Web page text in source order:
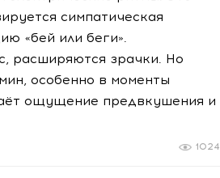
симпатическая
«бей или беги».
расширяются зрачки. Но
особенно в моменты
ощущение предвкушения и
1024